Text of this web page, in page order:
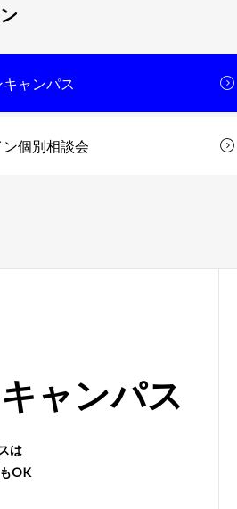
ャンパス
個別相談会
キャンパス
は
OK